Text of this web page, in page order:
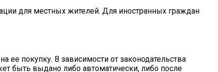
для местных жителей. Для иностранных граждан
покупку. В зависимости от законодательства
быть выдано либо автоматически, либо после